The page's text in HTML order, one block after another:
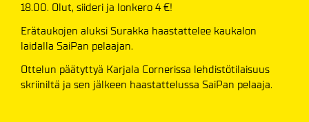
18.00. Olut, siideri ja lonkero 4 €!
Erätaukojen aluksi Surakka haastattelee kaukalon
laidalla SaiPan pelaajan.
Ottelun päätyttyä Karjala Cornerissa lehdistötilaisuus
skriiniltä ja sen jälkeen haastattelussa SaiPan pelaaja.